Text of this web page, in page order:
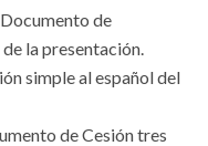
de
la presentación.
simple al español del
de Cesión tres